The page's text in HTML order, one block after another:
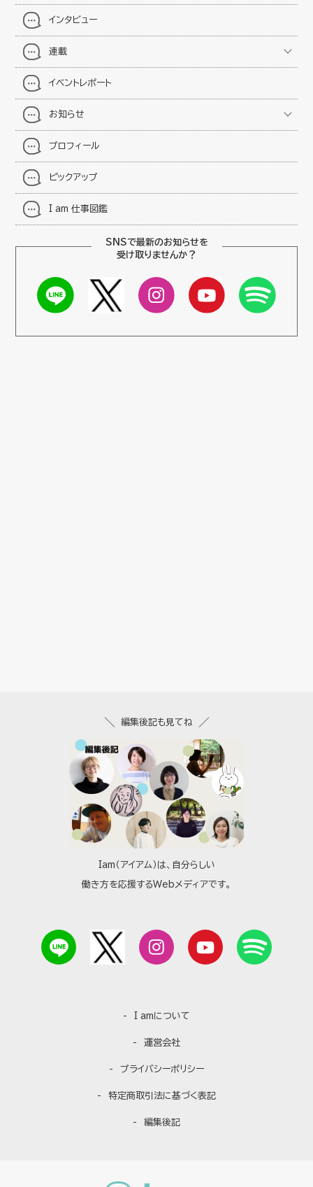
インタビュー
連載
イベントレポート
お知らせ
プロフィール
ピックアップ
I am 仕事図鑑
SNSで最新のお知らせを
受け取りませんか？
Iam（アイアム）は、自分らしい
働き方を応援するWebメディアです。
I amについて
運営会社
プライバシーポリシー
特定商取引法に基づく表記
編集後記
編集後記も見てね